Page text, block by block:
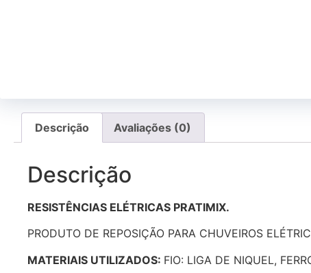
Descrição Avaliações (0)
Descrição
RESISTÊNCIAS ELÉTRICAS PRATIMIX.
PRODUTO DE REPOSIÇÃO PARA CHUVEIROS
MATERIAIS UTILIZADOS: FIO: LIGA DE NIQUEL,